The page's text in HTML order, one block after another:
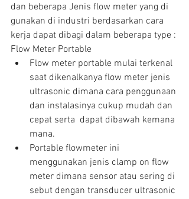
dan beberapa Jenis flow meter yang di
gunakan di industri berdasarkan cara
kerja dapat dibagi dalam beberapa type :
Flow Meter Portable
Flow meter portable mulai terkenal
saat dikenalkanya flow meter jenis
ultrasonic dimana cara penggunaan
dan instalasinya cukup mudah dan
cepat serta  dapat dibawah kemana
mana.
Portable flowmeter ini
menggunakan jenis clamp on flow
meter dimana sensor atau sering di
sebut dengan transducer ultrasonic